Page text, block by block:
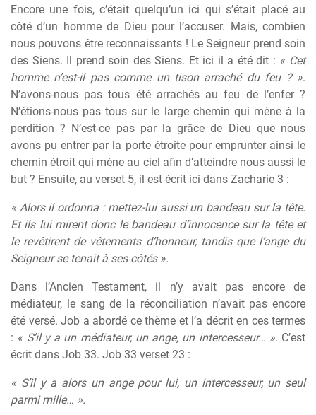
Encore une fois, c’était quelqu’un ici qui s’était placé au
côté d’un homme de Dieu pour l’accuser. Mais, combien
nous pouvons être reconnaissants ! Le Seigneur prend soin
des Siens. Il prend soin des Siens. Et ici il a été dit : « Cet
homme n’est-il pas comme un tison arraché du feu ? ».
N’avons-nous pas tous été arrachés au feu de l’enfer ?
N’étions-nous pas tous sur le large chemin qui mène à la
perdition ? N’est-ce pas par la grâce de Dieu que nous
avons pu entrer par la porte étroite pour emprunter ainsi le
chemin étroit qui mène au ciel afin d’atteindre nous aussi le
but ? Ensuite, au verset 5, il est écrit ici dans Zacharie 3 :
« Alors il ordonna : mettez-lui aussi un bandeau sur la tête.
Et ils lui mirent donc le bandeau d’innocence sur la tête et
le revêtirent de vêtements d’honneur, tandis que l’ange du
Seigneur se tenait à ses côtés ».
Dans l’Ancien Testament, il n’y avait pas encore de
médiateur, le sang de la réconciliation n’avait pas encore
été versé. Job a abordé ce thème et l’a décrit en ces termes
: « S’il y a un médiateur, un ange, un intercesseur… ». C’est
écrit dans Job 33. Job 33 verset 23 :
« S’il y a alors un ange pour lui, un intercesseur, un seul
parmi mille… ».